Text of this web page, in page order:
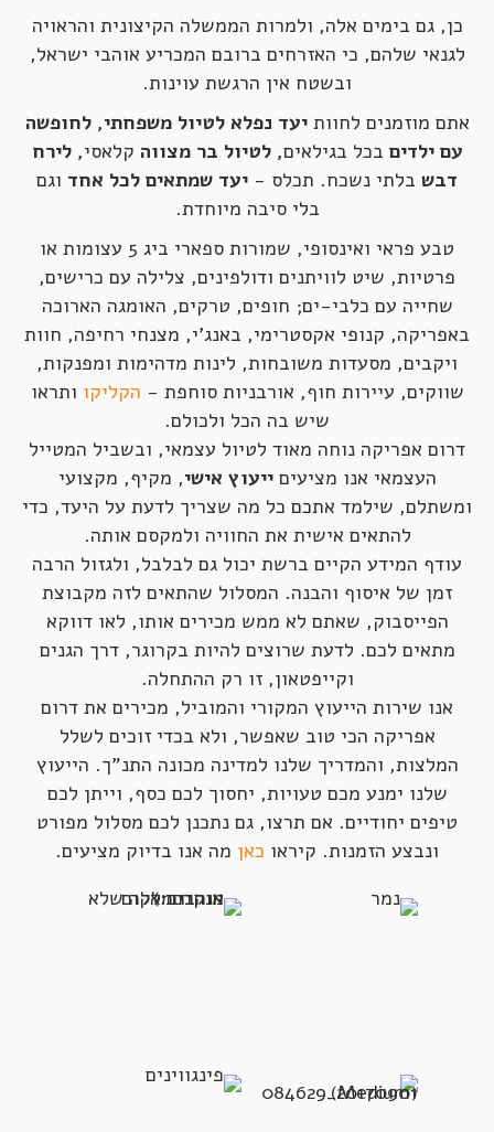
כן, גם בימים אלה, ולמרות הממשלה הקיצונית והראויה
לגנאי שלהם, כי האזרחים ברובם המכריע אוהבי ישראל,
ובשטח אין הרגשת עוינות.
אתם מוזמנים לחוותיעד נפלא לטיול משפחתי, לחופשה
עם ילדים בכל בגילאים, לטיול בר מצווה קלאסי, לירח
דבש בלתי נשכח. תכלס - יעד שמתאים לכל אחד וגם
בלי סיבה מיוחדת.
טבע פראי ואינסופי, שמורות ספארי ביג 5 עצומות או
פרטיות, שיט לוויתנים ודולפינים, צלילה עם כרישים,
שחייה עם כלבי-ים; חופים, טרקים, האומגה הארוכה
באפריקה, קנופי אקסטרימי, באנג'י, מצנחי רחיפה, חוות
ויקבים, מסעדות משובחות, לינות מדהימות ומפנקות,
שווקים, עיירות חוף, אורבניות סוחפת - הקליקו ותראו
שיש בה הכל ולכולם.
דרום אפריקה נוחה מאוד לטיול עצמאי, ובשביל המטייל
העצמאי אנו מציעיםייעוץ אישי, מקיף, מקצועי
ומשתלם, שילמד אתכם כל מה שצריך לדעת על היעד, כדי
להתאים אישית את החוויה ולמקסם אותה.
עודף המידע הקיים ברשת יכול גם לבלבל, ולגזול הרבה
זמן של איסוף והבנה. המסלול שהתאים לזה מקבוצת
הפייסבוק, שאתם לא ממש מכירים אותו, לאו דווקא
מתאים לכם. לדעת שרוצים להיות בקרוגר, דרך הגנים
וקייפטאון, זו רק ההתחלה.
אנו שירות הייעוץ המקורי והמוביל, מכירים את דרום
אפריקה הכי טוב שאפשר, ולא בכדי זוכים לשלל
המלצות, והמדריך שלנו למדינה מכונה התנ"ך. הייעוץ
שלנו ימנע מכם טעויות, יחסוך לכם כסף, וייתן לכם
טיפים יחודיים. אם תרצו, גם נתכנן לכם מסלול מפורט
ונבצע הזמנות. קיראו כאן מה אנו בדיוק מציעים.